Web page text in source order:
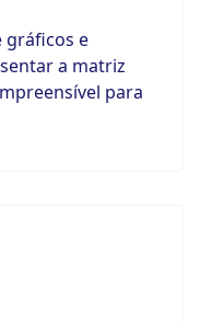
gráficos e
a matriz
para